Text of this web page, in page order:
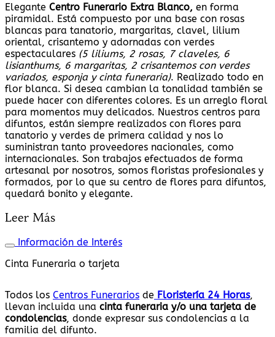
Elegante Centro Funerario Extra Blanco, en forma
piramidal. Está compuesto por una base con rosas
blancas para tanatorio, margaritas, clavel, lilium
oriental, crisantemo y adornadas con verdes
espectaculares (5 liliums, 2 rosas, 7 claveles, 6
lisianthums, 6 margaritas, 2 crisantemos con verdes
variados, esponja y cinta funeraria). Realizado todo en
flor blanca. Si desea cambian la tonalidad también se
puede hacer con diferentes colores. Es un arreglo floral
para momentos muy delicados. Nuestros centros para
difuntos, están siempre realizados con flores para
tanatorio y verdes de primera calidad y nos lo
suministran tanto proveedores nacionales, como
internacionales. Son trabajos efectuados de forma
artesanal por nosotros, somos floristas profesionales y
formados, por lo que su centro de flores para difuntos,
quedará bonito y elegante.
Leer Más
Información de Interés
Cinta Funeraria o tarjeta
Todos los Centros Funerarios de Floristería 24 Horas,
llevan incluida una cinta funeraria y/o una tarjeta de
condolencias, donde expresar sus condolencias a la
familia del difunto.